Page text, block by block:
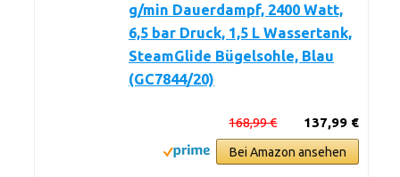
g/min Dauerdampf, 2400 Watt,
6,5 bar Druck, 1,5 L Wassertank,
SteamGlide Bügelsohle, Blau
(GC7844/20)
137,99 €
168,99 €
Bei Amazon ansehen